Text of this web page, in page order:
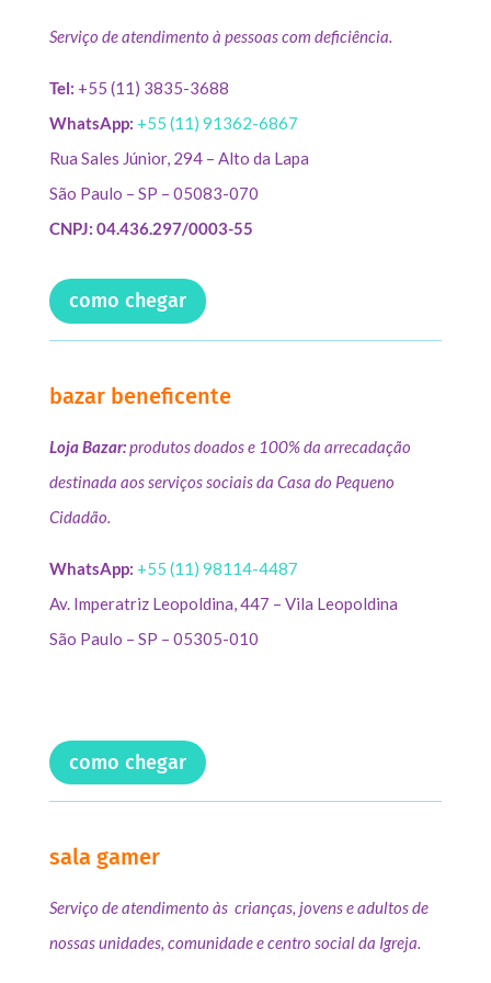
Serviço de atendimento à pessoas com deficiência.
Tel: +55 (11) 3835-3688
WhatsApp: +55 (11) 91362-6867
Rua Sales Júnior, 294 – Alto da Lapa
São Paulo – SP – 05083-070
CNPJ: 04.436.297/0003-55
como chegar
bazar beneficente
Loja Bazar:produtos doados e 100% da arrecadação
destinada aos serviços sociais da Casa do Pequeno
Cidadão.
WhatsApp: +55 (11) 98114-4487
Av. Imperatriz Leopoldina, 447 – Vila Leopoldina
São Paulo – SP – 05305-010
como chegar
sala gamer
Serviço de atendimento às crianças, jovens e adultos de
nossas unidades, comunidade e centro social da Igreja.